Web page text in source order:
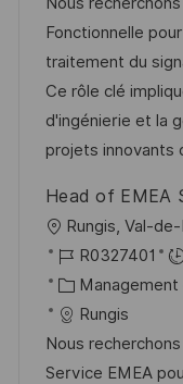
i
s
a
t
i
n
r
e
n
c
e
u
p
o
s
t
e
é
g
o
r
i
Fonctionnelle
traitement du
Ce rôle clé
d'ingénierie et la
projets innovants
Head of EMEA
o
c
a
l
i
Rungis, Val-
R
é
f
é
r
R0327401
C
a
t
é
Management
Rungis
Nous
Service EMEA